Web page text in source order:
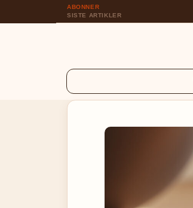
ABONNER
SISTE ARTIKLER